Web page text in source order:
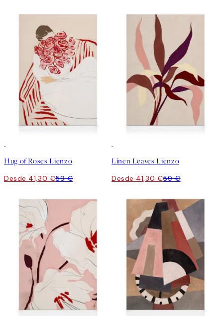
Hug of Roses Lienzo
Desde 41,30 €59 €
Linen Leaves Lienzo
Desde 41,30 €59 €